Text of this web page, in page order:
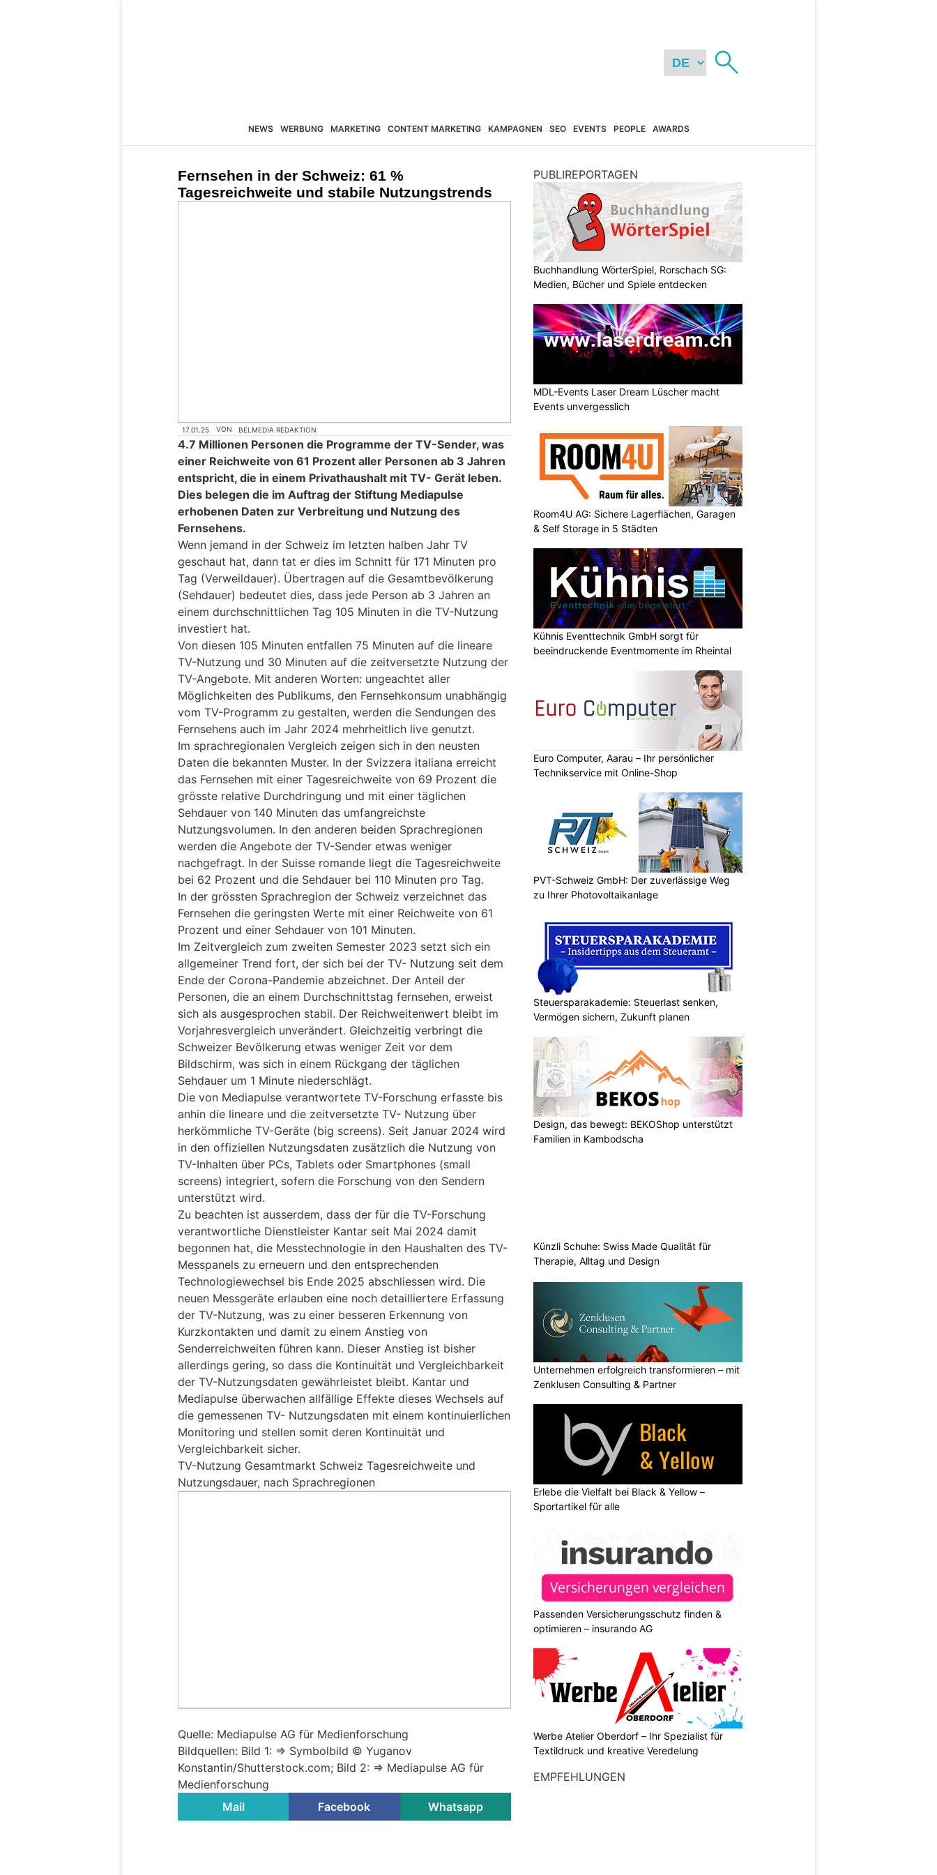
NEWS WERBUNG MARKETING CONTENT MARKETING KAMPAGNEN SEO EVENTS PEOPLE AWARDS
Fernsehen in der Schweiz: 61 %
Tagesreichweite und stabile Nutzungstrends
17.01.25 VON BELMEDIA REDAKTION
4.7 Millionen Personen die Programme der TV-Sender, was
einer Reichweite von 61 Prozent aller Personen ab 3 Jahren
entspricht, die in einem Privathaushalt mit TV- Gerät leben.
Dies belegen die im Auftrag der Stiftung Mediapulse
erhobenen Daten zur Verbreitung und Nutzung des
Fernsehens.
Wenn jemand in der Schweiz im letzten halben Jahr TV
geschaut hat, dann tat er dies im Schnitt für 171 Minuten pro
Tag (Verweildauer). Übertragen auf die Gesamtbevölkerung
(Sehdauer) bedeutet dies, dass jede Person ab 3 Jahren an
einem durchschnittlichen Tag 105 Minuten in die TV-Nutzung
investiert hat.
Von diesen 105 Minuten entfallen 75 Minuten auf die lineare
TV-Nutzung und 30 Minuten auf die zeitversetzte Nutzung der
TV-Angebote. Mit anderen Worten: ungeachtet aller
Möglichkeiten des Publikums, den Fernsehkonsum unabhängig
vom TV-Programm zu gestalten, werden die Sendungen des
Fernsehens auch im Jahr 2024 mehrheitlich live genutzt.
Im sprachregionalen Vergleich zeigen sich in den neusten
Daten die bekannten Muster. In der Svizzera italiana erreicht
das Fernsehen mit einer Tagesreichweite von 69 Prozent die
grösste relative Durchdringung und mit einer täglichen
Sehdauer von 140 Minuten das umfangreichste
Nutzungsvolumen. In den anderen beiden Sprachregionen
werden die Angebote der TV-Sender etwas weniger
nachgefragt. In der Suisse romande liegt die Tagesreichweite
bei 62 Prozent und die Sehdauer bei 110 Minuten pro Tag.
In der grössten Sprachregion der Schweiz verzeichnet das
Fernsehen die geringsten Werte mit einer Reichweite von 61
Prozent und einer Sehdauer von 101 Minuten.
Im Zeitvergleich zum zweiten Semester 2023 setzt sich ein
allgemeiner Trend fort, der sich bei der TV- Nutzung seit dem
Ende der Corona-Pandemie abzeichnet. Der Anteil der
Personen, die an einem Durchschnittstag fernsehen, erweist
sich als ausgesprochen stabil. Der Reichweitenwert bleibt im
Vorjahresvergleich unverändert. Gleichzeitig verbringt die
Schweizer Bevölkerung etwas weniger Zeit vor dem
Bildschirm, was sich in einem Rückgang der täglichen
Sehdauer um 1 Minute niederschlägt.
Die von Mediapulse verantwortete TV-Forschung erfasste bis
anhin die lineare und die zeitversetzte TV- Nutzung über
herkömmliche TV-Geräte (big screens). Seit Januar 2024 wird
in den offiziellen Nutzungsdaten zusätzlich die Nutzung von
TV-Inhalten über PCs, Tablets oder Smartphones (small
screens) integriert, sofern die Forschung von den Sendern
unterstützt wird.
Zu beachten ist ausserdem, dass der für die TV-Forschung
verantwortliche Dienstleister Kantar seit Mai 2024 damit
begonnen hat, die Messtechnologie in den Haushalten des TV-
Messpanels zu erneuern und den entsprechenden
Technologiewechsel bis Ende 2025 abschliessen wird. Die
neuen Messgeräte erlauben eine noch detailliertere Erfassung
der TV-Nutzung, was zu einer besseren Erkennung von
Kurzkontakten und damit zu einem Anstieg von
Senderreichweiten führen kann. Dieser Anstieg ist bisher
allerdings gering, so dass die Kontinuität und Vergleichbarkeit
der TV-Nutzungsdaten gewährleistet bleibt. Kantar und
Mediapulse überwachen allfällige Effekte dieses Wechsels auf
die gemessenen TV- Nutzungsdaten mit einem kontinuierlichen
Monitoring und stellen somit deren Kontinuität und
Vergleichbarkeit sicher.
TV-Nutzung Gesamtmarkt Schweiz Tagesreichweite und
Nutzungsdauer, nach Sprachregionen
Quelle: Mediapulse AG für Medienforschung
Bildquellen: Bild 1: => Symbolbild © Yuganov
Konstantin/Shutterstock.com; Bild 2: => Mediapulse AG für
Medienforschung
Mail
Facebook Whatsapp
PUBLIREPORTAGEN
Buchhandlung WörterSpiel, Rorschach SG:
Medien, Bücher und Spiele entdecken
MDL-Events Laser Dream Lüscher macht
Events unvergesslich
Room4U AG: Sichere Lagerflächen, Garagen
& Self Storage in 5 Städten
Kühnis Eventtechnik GmbH sorgt für
beeindruckende Eventmomente im Rheintal
Euro Computer, Aarau – Ihr persönlicher
Technikservice mit Online-Shop
PVT-Schweiz GmbH: Der zuverlässige Weg
zu Ihrer Photovoltaikanlage
Steuersparakademie: Steuerlast senken,
Vermögen sichern, Zukunft planen
Design, das bewegt: BEKOShop unterstützt
Familien in Kambodscha
Künzli Schuhe: Swiss Made Qualität für
Therapie, Alltag und Design
Unternehmen erfolgreich transformieren – mit
Zenklusen Consulting & Partner
Erlebe die Vielfalt bei Black & Yellow –
Sportartikel für alle
Passenden Versicherungsschutz finden &
optimieren – insurando AG
Werbe Atelier Oberdorf – Ihr Spezialist für
Textildruck und kreative Veredelung
EMPFEHLUNGEN